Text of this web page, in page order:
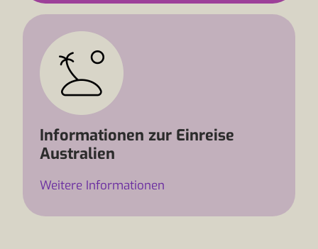
Informationen zur Einreise
Australien
Weitere Informationen